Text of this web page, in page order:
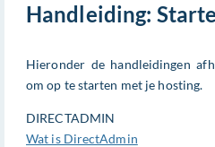
Handleiding:
Hieronder de handleidingen
om op te starten met je hosting.
DIRECTADMIN
Wat is DirectAdmin